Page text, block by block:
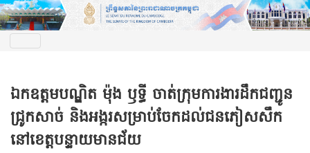
ឯកឧត្តមបណ្ឌិត​ ម៉ុង​ ឫទ្ធី ចាត់ក្រុមការងារ​ដឹកជញ្ជូន​
ជ្រូក​សាច់ និងអង្ករសម្រាប់​ចែកដល់ជនភៀសសឹក
នៅខេត្ត​បន្ទាយ​មានជ័យ​